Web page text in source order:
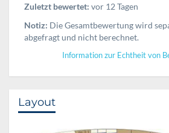
Zuletzt bewertet: vor 12 Tagen
Notiz: Die Gesamtbewertung wird
abgefragt und nicht berechnet.
Information zur Echtheit von
Layout